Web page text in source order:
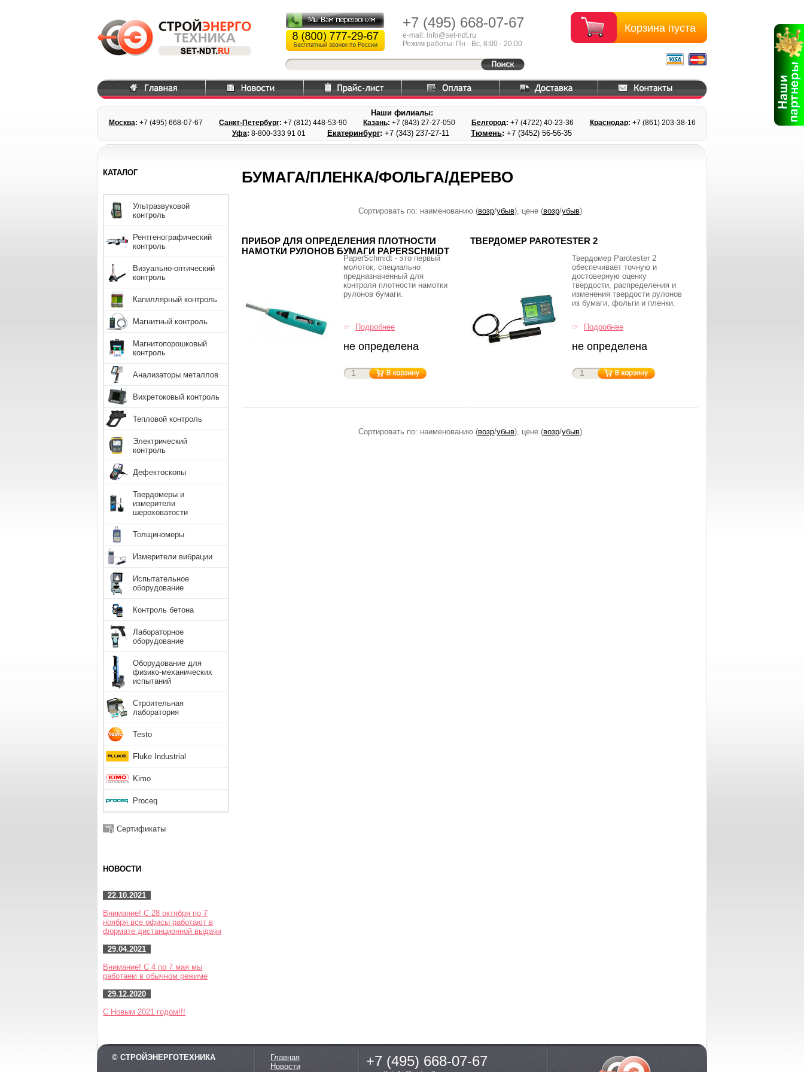
Корзина пуста
+7 (495) 668-07-67
e-mail: info@set-ndt.ru
Режим работы: Пн - Вс, 8:00 - 20:00
Наши филиалы:
Москва: +7 (495) 668-07-67 Санкт-Петербург: +7 (812) 448-53-90 Казань: +7 (843) 27-27-050 Белгород: +7 (4722) 40-23-36 Краснодар: +7 (861) 203-38-16
Уфа: 8-800-333 91 01 Екатеринбург: +7 (343) 237-27-11 Тюмень: +7 (3452) 56-56-35
БУМАГА/ПЛЕНКА/ФОЛЬГА/ДЕРЕВО
Сортировать по: наименованию (возр/убыв), цене (возр/убыв)
ПРИБОР ДЛЯ ОПРЕДЕЛЕНИЯ ПЛОТНОСТИ
НАМОТКИ РУЛОНОВ БУМАГИ PAPERSCHMIDT
PaperSchmidt - это первый
молоток, специально
предназначенный для
контроля плотности намотки
рулонов бумаги.
☞ Подробнее
не определена
ТВЕРДОМЕР PAROTESTER 2
Твердомер Parotester 2
обеспечивает точную и
достоверную оценку
твердости, распределения и
изменения твердости рулонов
из бумаги, фольги и пленки.
☞ Подробнее
не определена
Сортировать по: наименованию (возр/убыв), цене (возр/убыв)
КАТАЛОГ
Ультразвуковой
контроль
Рентгенографический
контроль
Визуально-оптический
контроль
Капиллярный контроль
Магнитный контроль
Магнитопорошковый
контроль
Анализаторы металлов
Вихретоковый контроль
Тепловой контроль
Электрический
контроль
Дефектоскопы
Твердомеры и
измерители
шероховатости
Толщиномеры
Измерители вибрации
Испытательное
оборудование
Контроль бетона
Лабораторное
оборудование
Оборудование для
физико-механических
испытаний
Строительная
лаборатория
Testo
Fluke Industrial
Kimo
Proceq
Сертификаты
НОВОСТИ
22.10.2021
Внимание! С 28 октября по 7
ноября все офисы работают в
формате дистанционной выдачи
29.04.2021
Внимание! С 4 по 7 мая мы
работаем в обычном режиме
29.12.2020
С Новым 2021 годом!!!
© СТРОЙЭНЕРГОТЕХНИКА
Главная
Новости
+7 (495) 668-07-67